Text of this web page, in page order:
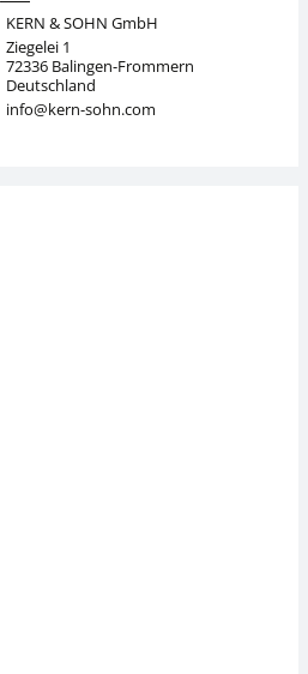
KERN & SOHN GmbH
Ziegelei 1
72336 Balingen-Frommern
Deutschland
info@kern-sohn.com